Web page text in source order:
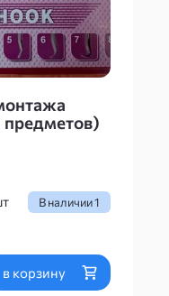
предметов)
В наличии1
в корзину